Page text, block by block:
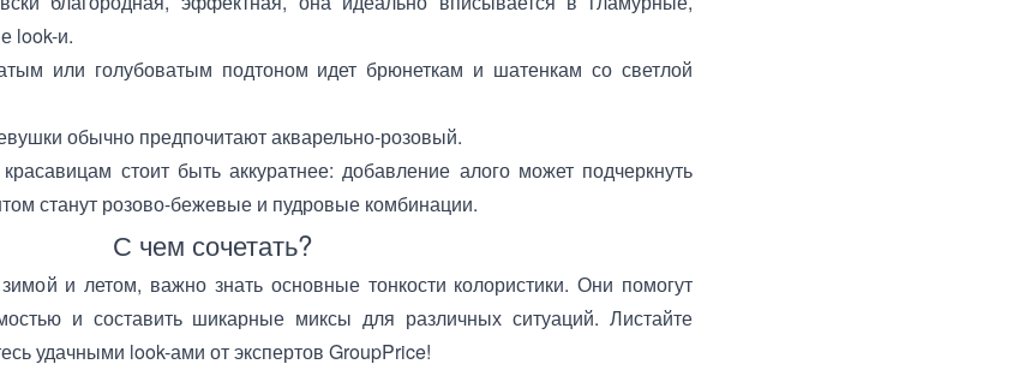
look-и.
или голубоватым подтоном идет брюнеткам и шатенкам со светлой
обычно предпочитают акварельно-розовый.
стоит быть аккуратнее: добавление алого может подчеркнуть
станут розово-бежевые и пудровые комбинации.
С чем сочетать?
и летом, важно знать основные тонкости колористики. Они помогут
и составить шикарные миксы для различных ситуаций. Листайте
удачными look-ами от экспертов GroupPrice!